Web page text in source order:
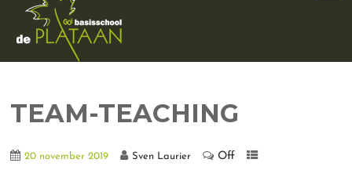
TEAM-TEACHING
20 november 2019 Sven Laurier Off